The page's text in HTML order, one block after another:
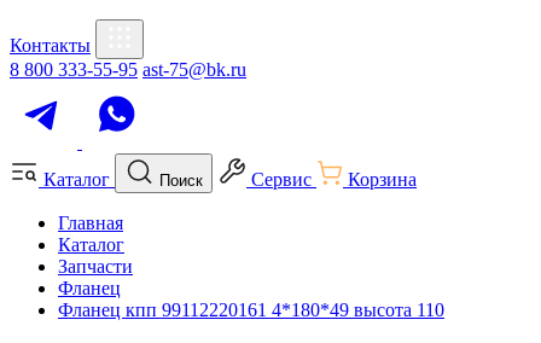
Контакты
8 800 333-55-95 ast-75@bk.ru
Каталог Поиск Сервис Корзина
Главная
Каталог
Запчасти
Фланец
Фланец кпп 99112220161 4*180*49 высота 110